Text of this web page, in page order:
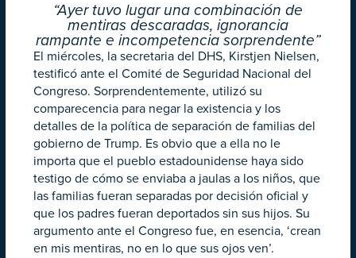
“Ayer tuvo lugar una combinación de
mentiras descaradas, ignorancia
rampante e incompetencia sorprendente”
El miércoles, la secretaria del DHS, Kirstjen Nielsen,
testificó ante el Comité de Seguridad Nacional del
Congreso. Sorprendentemente, utilizó su
comparecencia para negar la existencia y los
detalles de la política de separación de familias del
gobierno de Trump. Es obvio que a ella no le
importa que el pueblo estadounidense haya sido
testigo de cómo se enviaba a jaulas a los niños, que
las familias fueran separadas por decisión oficial y
que los padres fueran deportados sin sus hijos. Su
argumento ante el Congreso fue, en esencia, ‘crean
en mis mentiras, no en lo que sus ojos ven’.